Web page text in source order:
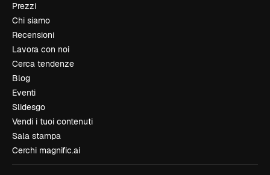
Prezzi
Chi siamo
Recensioni
Lavora con noi
Cerca tendenze
Blog
Eventi
Slidesgo
Vendi i tuoi contenuti
Sala stampa
Cerchi magnific.ai